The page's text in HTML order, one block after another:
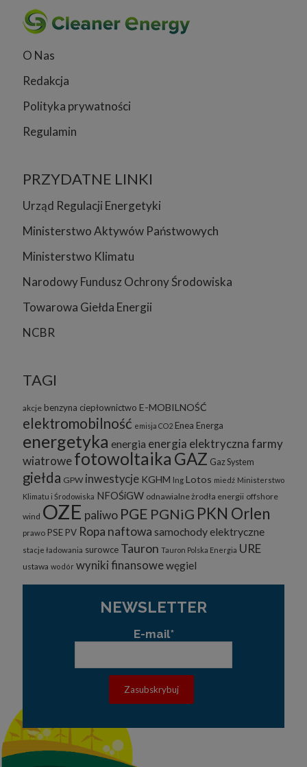
O Nas
Redakcja
Polityka prywatności
Regulamin
PRZYDATNE LINKI
Urząd Regulacji Energetyki
Ministerstwo Aktywów Państwowych
Ministerstwo Klimatu
Narodowy Fundusz Ochrony Środowiska
Towarowa Giełda Energii
NCBR
TAGI
akcje benzyna ciepłownictwo E-MOBILNOŚĆ
elektromobilność emisja CO2 Enea Energa
energetyka energia energia elektrycznafarmy
wiatrowefotowoltaika GAZ Gaz System
giełda GPW inwestycje KGHM lng Lotos miedź Ministerstwo
Klimatu i Środowiska NFOŚiGW odnawialne żrodła energii offshore
wind OZE paliwo PGE PGNiG PKN Orlen
prawo PSE PV Ropa naftowa samochody elektryczne
stacje ładowania surowce Tauron Tauron Polska Energia URE
ustawa wodór wyniki finansowewęgiel
NEWSLETTER
E-mail*